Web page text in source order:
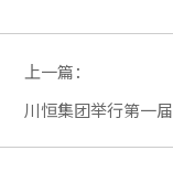
上一篇：
川恒集团举行第一